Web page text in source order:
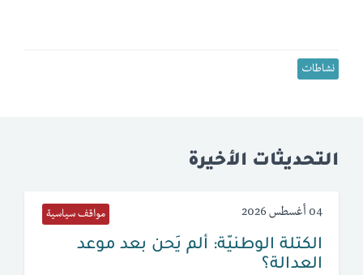
نشاطات
التحديثات الأخيرة
04 أغسطس 2026 مواقف سياسية
الكتلة الوطنيّة: ألم يَحن بعد موعد
العدالة؟